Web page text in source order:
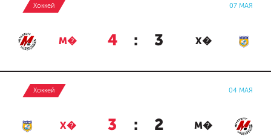
Хоккей 07 МАЯ
М� 4 : 3 Х�
Хоккей 04 МАЯ
Х� 3 : 2 М�